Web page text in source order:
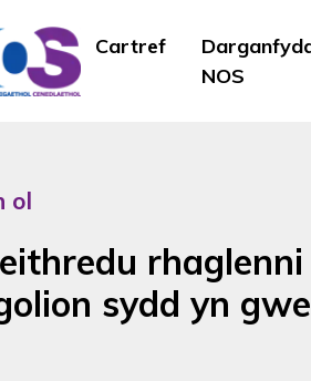
Cartref
NOS
ol
sydd yn